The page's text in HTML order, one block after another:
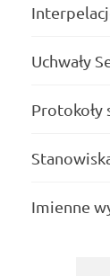
Uchwały
Protokoły
Imienne